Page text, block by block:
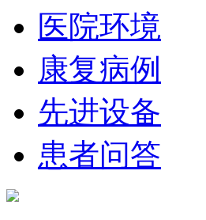
医院环境
康复病例
先进设备
患者问答